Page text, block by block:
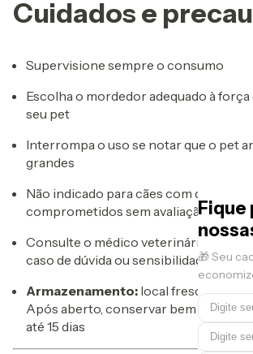
Fique
🎁 Seu
Cuidados e
Supervisione sempre o consumo
Escolha o mordedor adequado à
seu pet
Interrompa o uso se notar que o pet
grandes
Não indicado para cães com dentes
comprometidos sem avaliação
Consulte o médico veterinário ou
caso de dúvida ou sensibilidade
Armazenamento: local fresco, seco
Após aberto, conservar bem fechado
até 15 dias